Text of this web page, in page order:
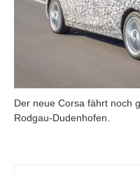
Der neue Corsa fährt noch
Rodgau-Dudenhofen.